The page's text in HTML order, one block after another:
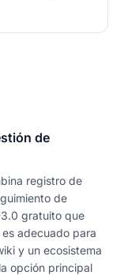
de
registro de
de
gratuito que
adecuado para
y un ecosistema
opción principal